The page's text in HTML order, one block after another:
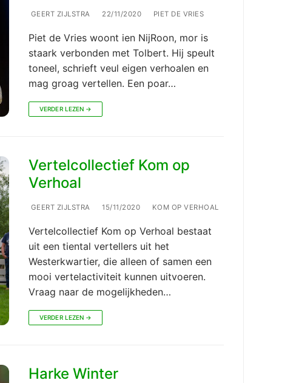
GEERT ZIJLSTRA 22/11/2020 PIET DE VRIES
Piet de Vries woont ien NijRoon, mor is
staark verbonden met Tolbert. Hij speult
toneel, schrieft veul eigen verhoalen en
mag groag vertellen. Een poar…
VERDER LEZEN →
Vertelcollectief Kom op
Verhoal
GEERT ZIJLSTRA 15/11/2020 KOM OP VERHOAL
Vertelcollectief Kom op Verhoal bestaat
uit een tiental vertellers uit het
Westerkwartier, die alleen of samen een
mooi vertelactiviteit kunnen uitvoeren.
Vraag naar de mogelijkheden…
VERDER LEZEN →
Harke Winter